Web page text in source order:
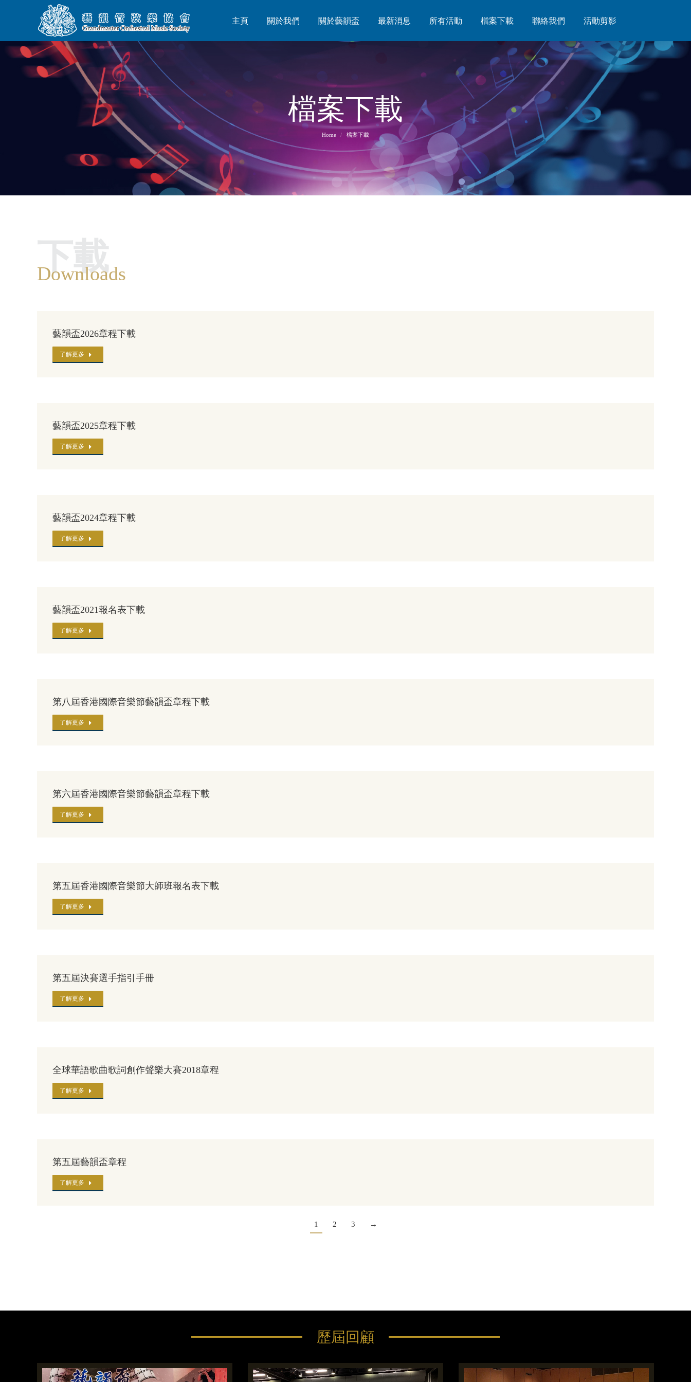
主頁 關於我們 關於藝韻盃 最新消息 所有活動 檔案下載 聯絡我們 活動剪影
檔案下載
You are here:
Home 檔案下載
下載
Downloads
藝韻盃2026章程下載
了解更多
藝韻盃2025章程下載
了解更多
藝韻盃2024章程下載
了解更多
藝韻盃2021報名表下載
了解更多
第八屆香港國際音樂節藝韻盃章程下載
了解更多
第六屆香港國際音樂節藝韻盃章程下載
了解更多
第五屆香港國際音樂節大師班報名表下載
了解更多
第五屆決賽選手指引手冊
了解更多
全球華語歌曲歌詞創作聲樂大賽2018章程
了解更多
第五屆藝韻盃章程
了解更多
1 2 3 →
歷屆回顧
主頁 關於我們 關於藝韻盃 最新消息 所有活動 檔案下載 聯絡我們 活動剪影